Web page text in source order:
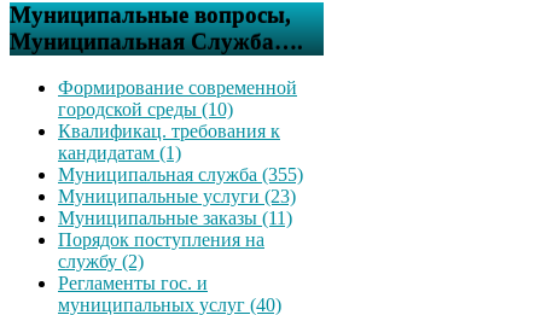
Муниципальные вопросы,
Муниципальная Служба….
Формирование современной
городской среды (10)
Квалификац. требования к
кандидатам (1)
Муниципальная служба (355)
Муниципальные услуги (23)
Муниципальные заказы (11)
Порядок поступления на
службу (2)
Регламенты гос. и
муниципальных услуг (40)